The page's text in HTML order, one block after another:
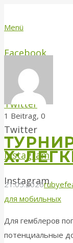
Menü
Facebook
Facebook
Twitter
Twitter
Instagram
Instagram
1 Beitrag, 0
X:
21.05.2026
для мобильных
Для гемблеров
потенциальные